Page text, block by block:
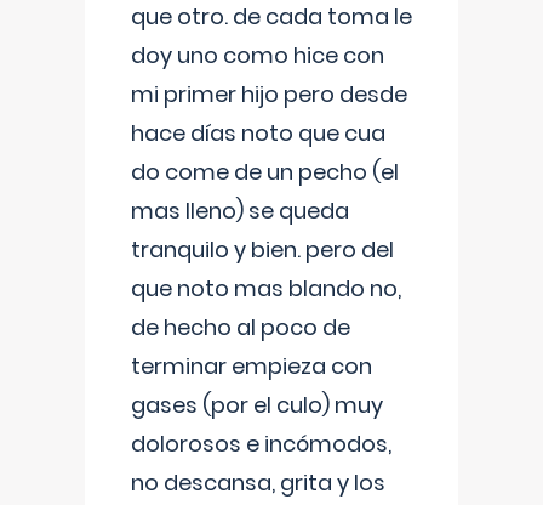
que otro. de cada toma le
doy uno como hice con
mi primer hijo pero desde
hace días noto que cua
do come de un pecho (el
mas lleno) se queda
tranquilo y bien. pero del
que noto mas blando no,
de hecho al poco de
terminar empieza con
gases (por el culo) muy
dolorosos e incómodos,
no descansa, grita y los